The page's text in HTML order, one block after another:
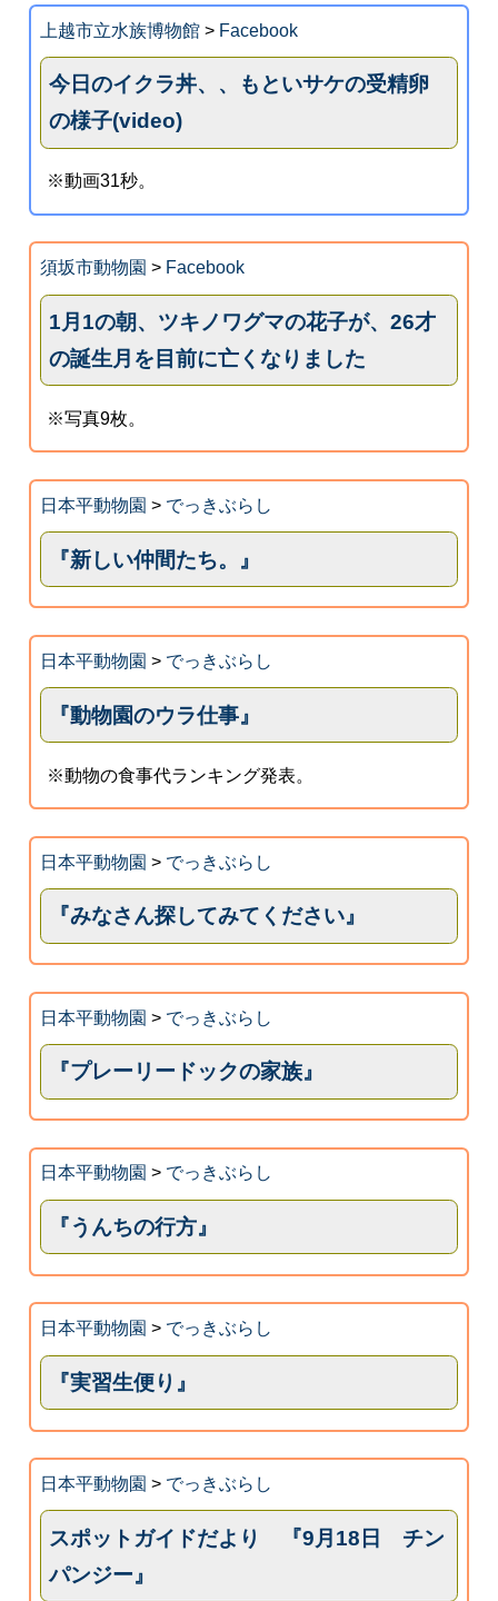
上越市立水族博物館> Facebook
今日のイクラ丼、、もといサケの受精卵
の様子(video)
※動画31秒。
須坂市動物園 > Facebook
1月1の朝、ツキノワグマの花子が、26才
の誕生月を目前に亡くなりました
※写真9枚。
日本平動物園 > でっきぶらし
『新しい仲間たち。』
日本平動物園 > でっきぶらし
『動物園のウラ仕事』
※動物の食事代ランキング発表。
日本平動物園 > でっきぶらし
『みなさん探してみてください』
日本平動物園 > でっきぶらし
『プレーリードックの家族』
日本平動物園 > でっきぶらし
『うんちの行方』
日本平動物園 > でっきぶらし
『実習生便り』
日本平動物園 > でっきぶらし
スポットガイドだより 『9月18日 チン
パンジー』